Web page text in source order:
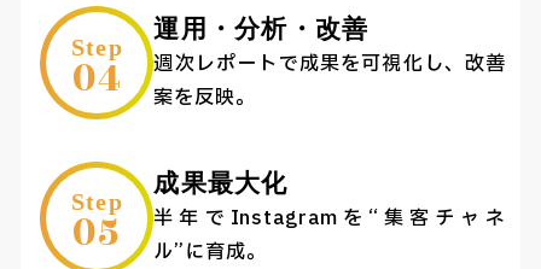
Step
04
運用・分析・改善
週次レポートで成果を可視化し、改善
案を反映。
Step
05
成果最大化
半年でInstagramを“集客チャネ
ル”に育成。